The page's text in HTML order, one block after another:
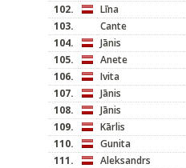
102.
Līna
103.
Cante
104.
Jānis
105.
Anete
106.
Ivita
107.
Jānis
108.
Jānis
109.
Kārlis
110.
Gunita
111.
Aleksandrs